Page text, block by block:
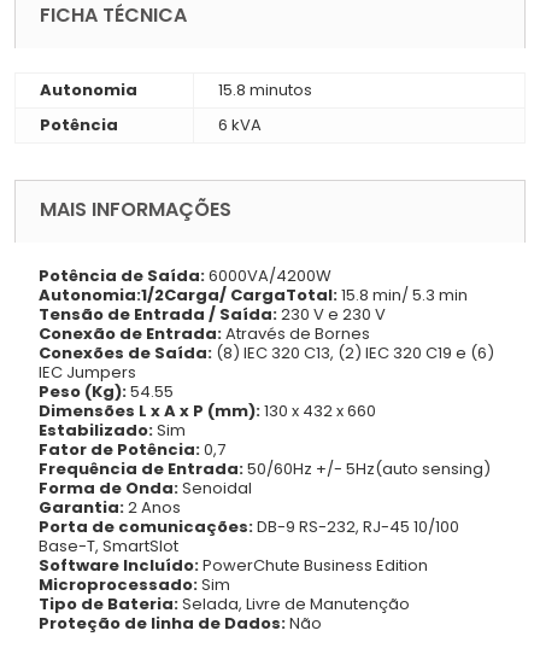
FICHA TÉCNICA
Autonomia
15.8 minutos
Potência
6 kVA
MAIS INFORMAÇÕES
Potência de Saída:6000VA/4200W
Autonomia:1/2Carga/ CargaTotal:15.8 min/ 5.3 min
Tensão de Entrada / Saída:230 V e 230 V
Conexão de Entrada:Através de Bornes
Conexões de Saída: (8) IEC 320 C13, (2) IEC 320 C19 e (6)
IEC Jumpers
Peso (Kg):54.55
Dimensões L x A x P (mm):130 x 432 x 660
Estabilizado:Sim
Fator de Potência:0,7
Frequência de Entrada:50/60Hz +/- 5Hz(auto sensing)
Forma de Onda:Senoidal
Garantia:2 Anos
Porta de comunicações:DB-9 RS-232, RJ-45 10/100
Base-T, SmartSlot
Software Incluído:PowerChute Business Edition
Microprocessado:Sim
Tipo de Bateria:Selada, Livre de Manutenção
Proteção de linha de Dados:Não